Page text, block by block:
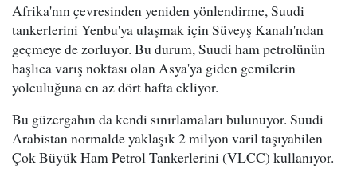
Afrika'nın çevresinden yeniden yönlendirme, Suudi
tankerlerini Yenbu'ya ulaşmak için Süveyş Kanalı'ndan
geçmeye de zorluyor. Bu durum, Suudi ham petrolünün
başlıca varış noktası olan Asya'ya giden gemilerin
yolculuğuna en az dört hafta ekliyor.
Bu güzergahın da kendi sınırlamaları bulunuyor. Suudi
Arabistan normalde yaklaşık 2 milyon varil taşıyabilen
Çok Büyük Ham Petrol Tankerlerini (VLCC) kullanıyor.